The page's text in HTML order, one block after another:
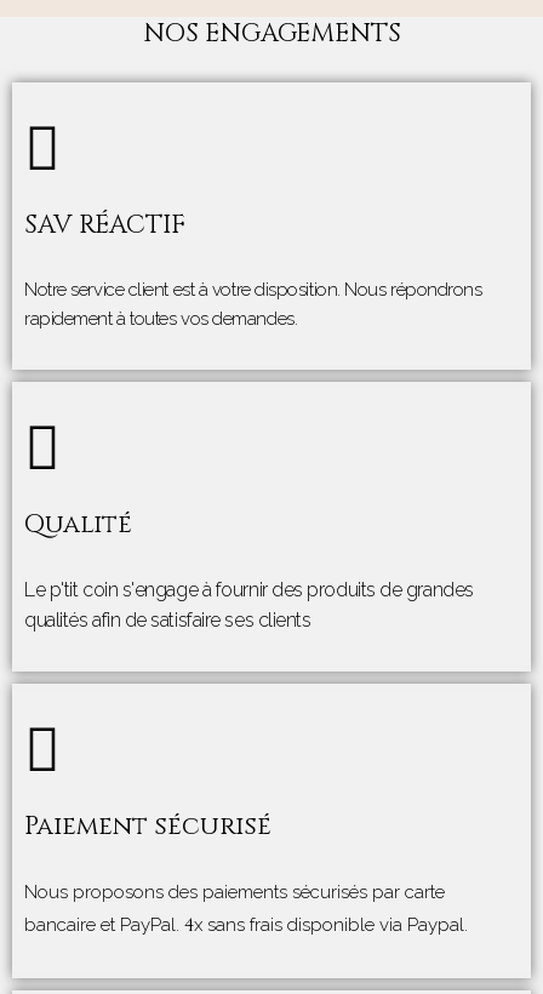
NOS ENGAGEMENTS
SAV RÉACTIF
Notre service client est à votre disposition. Nous répondrons
rapidement à toutes vos demandes.
Qualité
Le p'tit coin s'engage à fournir des produits de grandes
qualités afin de satisfaire ses clients
Paiement sécurisé
Nous proposons des paiements sécurisés par carte
bancaire et PayPal. 4x sans frais disponible via Paypal.